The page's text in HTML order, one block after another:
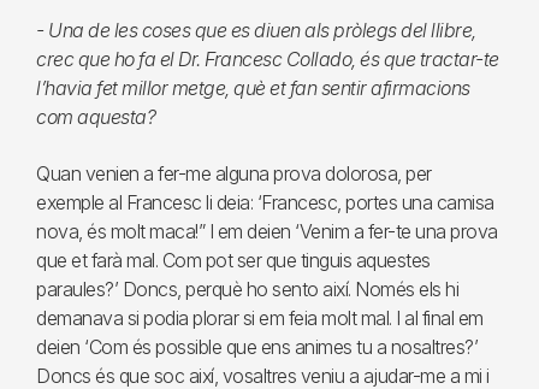
- Una de les coses que es diuen als pròlegs del llibre,
crec que ho fa el Dr. Francesc Collado, és que tractar-te
l’havia fet millor metge, què et fan sentir afirmacions
com aquesta?
Quan venien a fer-me alguna prova dolorosa, per
exemple al Francesc li deia: ‘Francesc, portes una camisa
nova, és molt maca!” I em deien ‘Venim a fer-te una prova
que et farà mal. Com pot ser que tinguis aquestes
paraules?’ Doncs, perquè ho sento així. Només els hi
demanava si podia plorar si em feia molt mal. I al final em
deien ‘Com és possible que ens animes tu a nosaltres?’
Doncs és que soc així, vosaltres veniu a ajudar-me a mi i